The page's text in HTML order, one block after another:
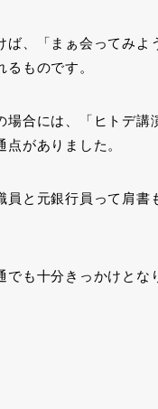
ば、「まぁ会ってみよ
ものです。
場合には、「ヒトデ講
点がありました。
員と元銀行員って肩書
でも十分きっかけとな